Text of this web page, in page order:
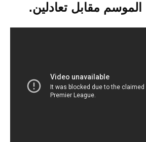
الموسم مقابل تعادلين.